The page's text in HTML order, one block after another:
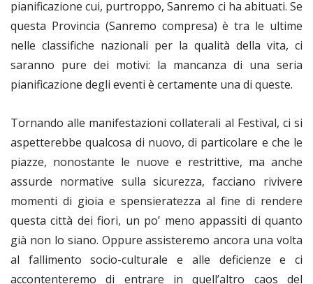
pianificazione cui, purtroppo, Sanremo ci ha abituati. Se
questa Provincia (Sanremo compresa) è tra le ultime
nelle classifiche nazionali per la qualità della vita, ci
saranno pure dei motivi: la mancanza di una seria
pianificazione degli eventi è certamente una di queste.
Tornando alle manifestazioni collaterali al Festival, ci si
aspetterebbe qualcosa di nuovo, di particolare e che le
piazze, nonostante le nuove e restrittive, ma anche
assurde normative sulla sicurezza, facciano rivivere
momenti di gioia e spensieratezza al fine di rendere
questa città dei fiori, un po’ meno appassiti di quanto
già non lo siano. Oppure assisteremo ancora una volta
al fallimento socio-culturale e alle deficienze e ci
accontenteremo di entrare in quell’altro caos del